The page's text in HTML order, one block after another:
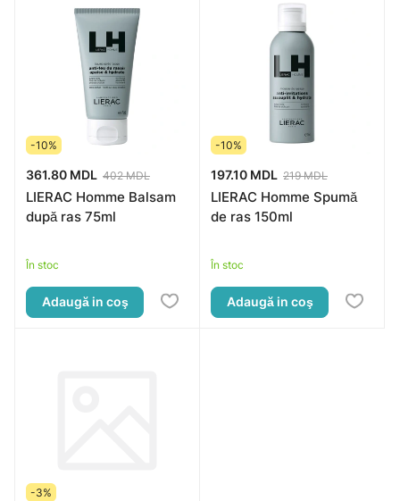
-10%
361.80 MDL 402 MDL
LIERAC Homme Balsam
după ras 75ml
În stoc
Adaugă in coş
-10%
197.10 MDL 219 MDL
LIERAC Homme Spumă
de ras 150ml
În stoc
Adaugă in coş
-3%